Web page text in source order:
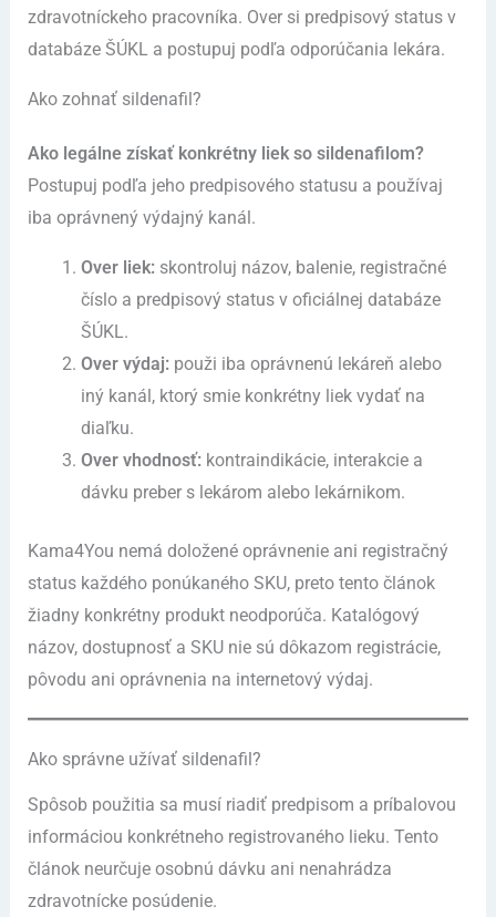
zdravotníckeho pracovníka. Over si predpisový status v
databáze ŠÚKL a postupuj podľa odporúčania lekára.
Ako zohnať sildenafil?
Ako legálne získať konkrétny liek so sildenafilom?
Postupuj podľa jeho predpisového statusu a používaj
iba oprávnený výdajný kanál.
Over liek:skontroluj názov, balenie, registračné
číslo a predpisový status v oficiálnej databáze
ŠÚKL.
Over výdaj:použi iba oprávnenú lekáreň alebo
iný kanál, ktorý smie konkrétny liek vydať na
diaľku.
Over vhodnosť:kontraindikácie, interakcie a
dávku preber s lekárom alebo lekárnikom.
Kama4You nemá doložené oprávnenie ani registračný
status každého ponúkaného SKU, preto tento článok
žiadny konkrétny produkt neodporúča. Katalógový
názov, dostupnosť a SKU nie sú dôkazom registrácie,
pôvodu ani oprávnenia na internetový výdaj.
Ako správne užívať sildenafil?
Spôsob použitia sa musí riadiť predpisom a príbalovou
informáciou konkrétneho registrovaného lieku. Tento
článok neurčuje osobnú dávku ani nenahrádza
zdravotnícke posúdenie.